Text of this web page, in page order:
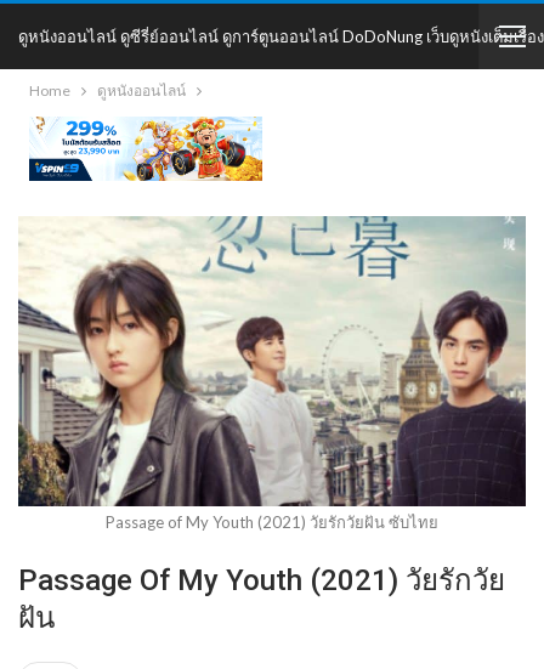
ดูหนังออนไลน์ ดูซีรี่ย์ออนไลน์ ดูการ์ตูนออนไลน์ DoDoNung เว็บดูหนังเต็มเรื่อง
DoDoNung
Home ดูหนังออนไลน์
Passage of My Youth (2021) วัยรักวัยฝัน ซับไทย
Passage Of My Youth (2021) วัยรักวัย
ฝัน